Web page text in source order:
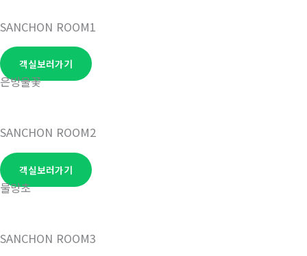
기
SANCHON ROOM1
객실보러가기
은방울꽃
SANCHON ROOM2
객실보러가기
물망초
SANCHON ROOM3